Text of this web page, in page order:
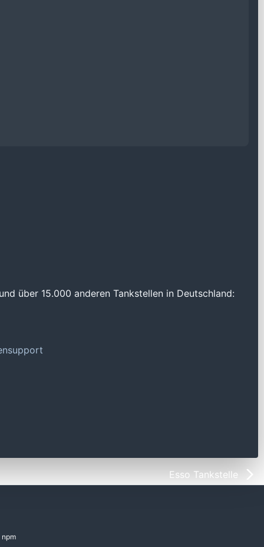
über 15.000 anderen Tankstellen in Deutschland:
Esso Tankstelle
npm